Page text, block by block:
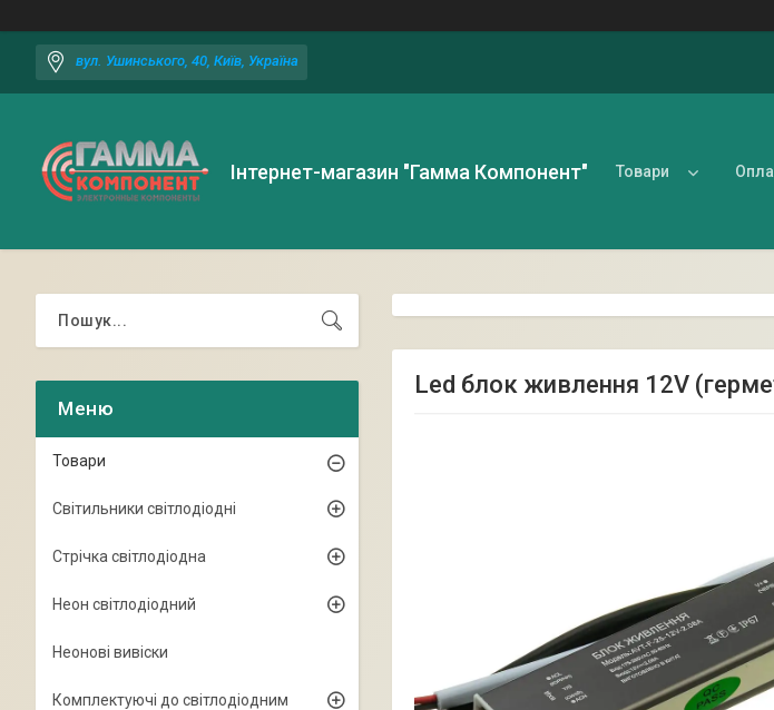
вул. Ушинського, 40, Київ, Україна
Інтернет-магазин "Гамма Компонент" Товари
Led блок живлення 12V
Товари
Світильники світлодіодні
Стрічка світлодіодна
Неон світлодіодний
Неонові вивіски
Комплектуючі до світлодіодним